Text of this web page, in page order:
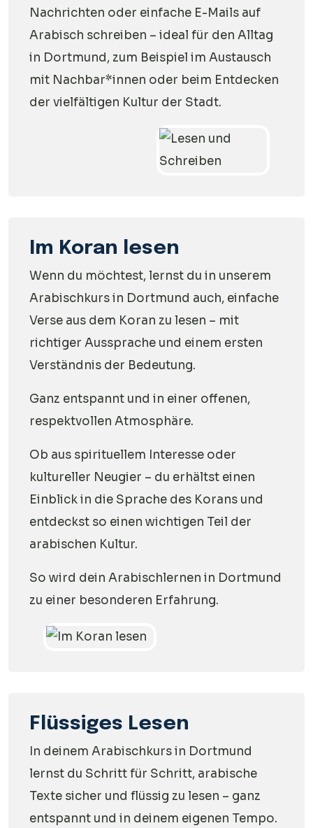
Nachrichten oder einfache E-Mails auf
Arabisch schreiben – ideal für den Alltag
in Dortmund, zum Beispiel im Austausch
mit Nachbar*innen oder beim Entdecken
der vielfältigen Kultur der Stadt.
Im Koran lesen
Wenn du möchtest, lernst du in unserem
Arabischkurs in Dortmund auch, einfache
Verse aus dem Koran zu lesen – mit
richtiger Aussprache und einem ersten
Verständnis der Bedeutung.
Ganz entspannt und in einer offenen,
respektvollen Atmosphäre.
Ob aus spirituellem Interesse oder
kultureller Neugier – du erhältst einen
Einblick in die Sprache des Korans und
entdeckst so einen wichtigen Teil der
arabischen Kultur.
So wird dein Arabischlernen in Dortmund
zu einer besonderen Erfahrung.
Flüssiges Lesen
In deinem Arabischkurs in Dortmund
lernst du Schritt für Schritt, arabische
Texte sicher und flüssig zu lesen – ganz
entspannt und in deinem eigenen Tempo.